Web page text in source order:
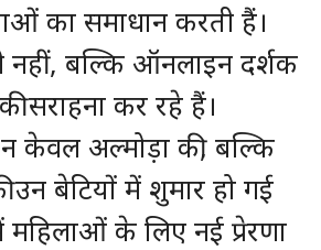
का समाधान करती हैं।
नहीं, बल्कि ऑनलाइन दर्शक
सराहना कर रहे हैं।
न केवल अल्मोड़ा की, बल्कि
उन बेटियों में शुमार हो गई
के लिए नई प्रेरणा